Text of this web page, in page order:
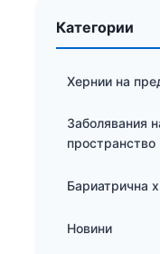
Категории
Хернии на
Заболявания
пространство
Бариатрична
Новини